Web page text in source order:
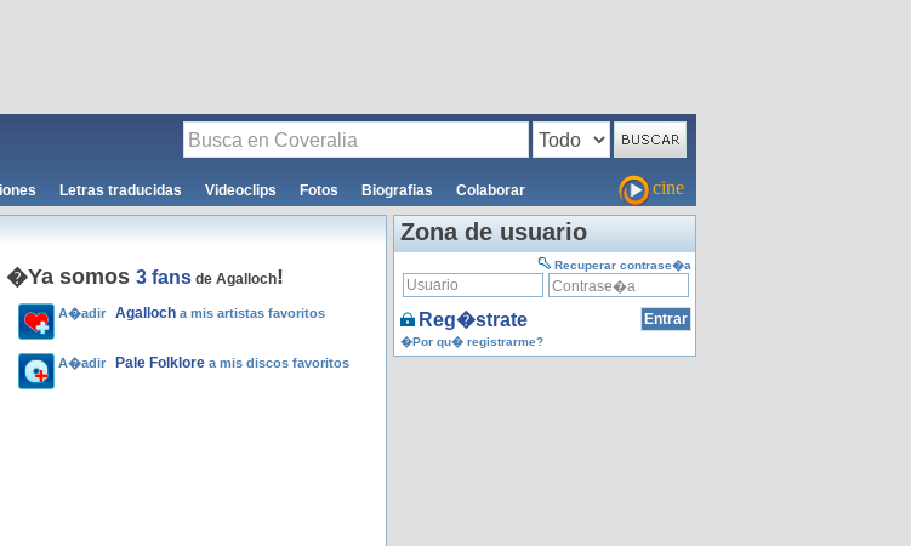
Letras traducidas Videoclips Fotos Biografias Colaborar cine
�Ya somos 3 fans de Agalloch!
A�adir Agalloch a mis artistas favoritos
A�adir Pale Folklore a mis discos favoritos
Zona de usuario
Recuperar contrase�a
Reg�strate
�Por qu� registrarme?